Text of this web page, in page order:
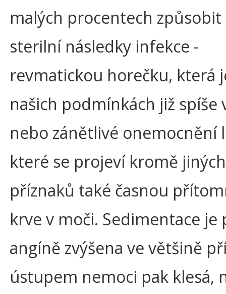
malých procentech způsobit
sterilní následky infekce -
revmatickou horečku, která
našich podmínkách již spíše
nebo zánětlivé onemocnění
které se projeví kromě jiných
příznaků také časnou
krve v moči. Sedimentace je
angíně zvýšena ve většině
ústupem nemoci pak klesá,